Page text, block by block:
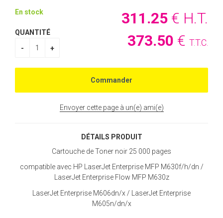
311 .25 € H.T.
373.50 € T.T.C.
En stock
QUANTITÉ
Envoyer cette page à un(e) ami(e)
DÉTAILS PRODUIT
Cartouche de Toner noir 25 000 pages
compatible avec HP LaserJet Enterprise MFP M630f/h/dn /
LaserJet Enterprise Flow MFP M630z
LaserJet Enterprise M606dn/x / LaserJet Enterprise
M605n/dn/x